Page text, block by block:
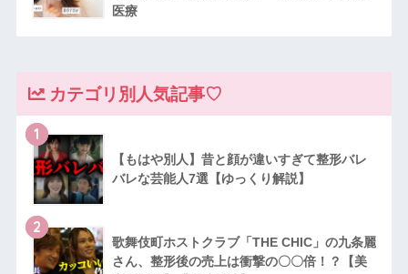
医療
カテゴリ別人気記事♡
1
【もはや別人】昔と顔が違いすぎて整形バレ
バレな芸能人7選【ゆっくり解説】
2
歌舞伎町ホストクラブ「THE CHIC」の九条麗
さん、整形後の売上は衝撃の〇〇倍！？【美